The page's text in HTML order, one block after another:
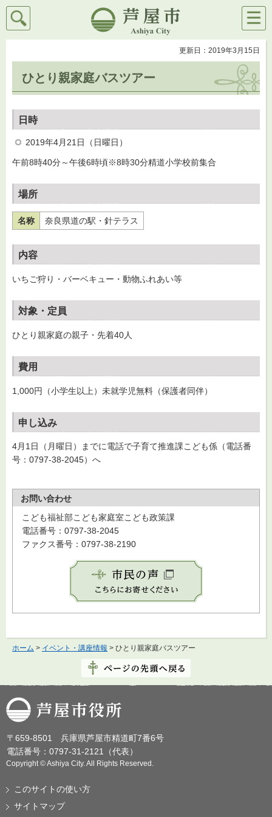
芦屋市
検索
メニ
ュー
更新日：2019年3月15日
ひとり親家庭バスツアー
日時
2019年4月21日（日曜日）
午前8時40分～午後6時頃※8時30分精道小学校前集合
場所
名称 奈良県道の駅・針テラス
内容
いちご狩り・バーベキュー・動物ふれあい等
対象・定員
ひとり親家庭の親子・先着40人
費用
1,000円（小学生以上）未就学児無料（保護者同伴）
申し込み
4月1日（月曜日）までに電話で子育て推進課こども係（電話番
号：0797-38-2045）へ
お問い合わせ
こども福祉部こども家庭室こども政策課
電話番号：0797-38-2045
ファクス番号：0797-38-2190
ホーム > イベント・講座情報 > ひとり親家庭バスツアー
芦屋市役所
〒659-8501 兵庫県芦屋市精道町7番6号
電話番号：0797-31-2121（代表）
Copyright © Ashiya City. All Rights Reserved.
このサイトの使い方
サイトマップ